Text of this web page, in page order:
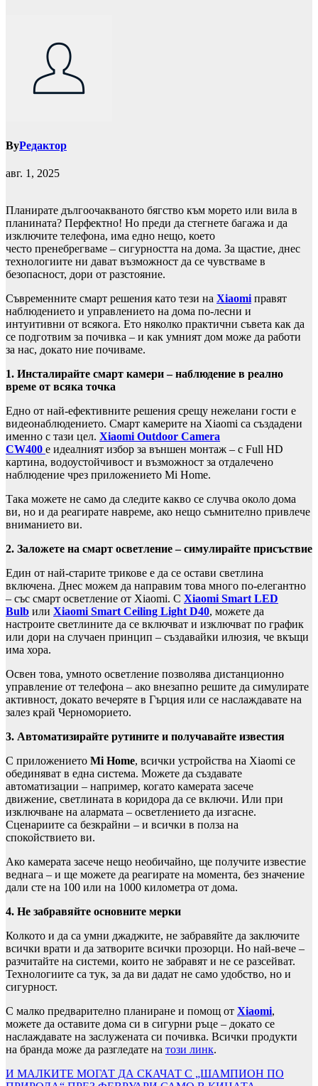
ByРедактор
авг. 1, 2025
Планирате дългоочакваното бягство към морето или вила в
планината? Перфектно! Но преди да стегнете багажа и да
изключите телефона, има едно нещо, което
често пренебрегваме – сигурността на дома. За щастие, днес
технологиите ни дават възможност да се чувстваме в
безопасност, дори от разстояние.
Съвременните смарт решения като тези на Xiaomiправят
наблюдението и управлението на дома по-лесни и
интуитивни от всякога. Ето няколко практични съвета как да
се подготвим за почивка – и как умният дом може да работи
за нас, докато ние почиваме.
1. Инсталирайте смарт камери – наблюдение в реално
време от всяка точка
Едно от най-ефективните решения срещу нежелани гости е
видеонаблюдението. Смарт камерите на Xiaomi са създадени
именно с тази цел. Xiaomi Outdoor Camera
CW400 е идеалният избор за външен монтаж – с Full HD
картина, водоустойчивост и възможност за отдалечено
наблюдение чрез приложението Mi Home.
Така можете не само да следите какво се случва около дома
ви, но и да реагирате навреме, ако нещо съмнително привлече
вниманието ви.
2. Заложете на смарт осветление – симулирайте присъствие
Един от най-старите трикове е да се остави светлина
включена. Днес можем да направим това много по-елегантно
– със смарт осветление от Xiaomi. С Xiaomi Smart LED
Bulb или Xiaomi Smart Ceiling Light D40, можете да
настроите светлините да се включват и изключват по график
или дори на случаен принцип – създавайки илюзия, че вкъщи
има хора.
Освен това, умното осветление позволява дистанционно
управление от телефона – ако внезапно решите да симулирате
активност, докато вечеряте в Гърция или се наслаждавате на
залез край Черноморието.
3. Автоматизирайте рутините и получавайте известия
С приложението Mi Home, всички устройства на Xiaomi се
обединяват в една система. Можете да създавате
автоматизации – например, когато камерата засече
движение, светлината в коридора да се включи. Или при
изключване на алармата – осветлението да изгасне.
Сценариите са безкрайни – и всички в полза на
спокойствието ви.
Ако камерата засече нещо необичайно, ще получите известие
веднага – и ще можете да реагирате на момента, без значение
дали сте на 100 или на 1000 километра от дома.
4. Не забравяйте основните мерки
Колкото и да са умни джаджите, не забравяйте да заключите
всички врати и да затворите всички прозорци. Но най-вече –
разчитайте на системи, които не забравят и не се разсейват.
Технологиите са тук, за да ви дадат не само удобство, но и
сигурност.
С малко предварително планиране и помощ от Xiaomi,
можете да оставите дома си в сигурни ръце – докато се
наслаждавате на заслужената си почивка. Всички продукти
на бранда може да разгледате на този линк.
Навигация
И МАЛКИТЕ МОГАТ ДА СКАЧАТ С „ШАМПИОН ПО